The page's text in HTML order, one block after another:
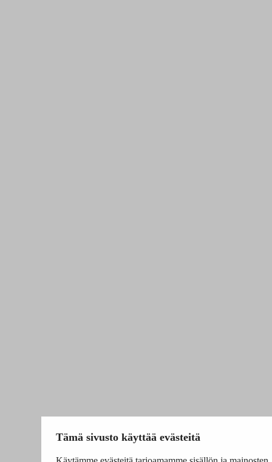
Tämä sivusto käyttää evästeitä